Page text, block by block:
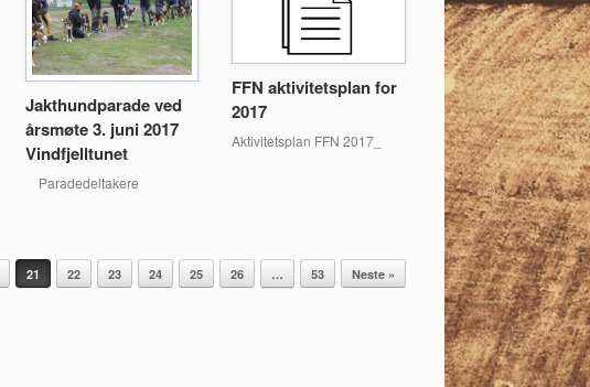
Jakthundparade ved
årsmøte 3. juni 2017
Vindfjelltunet
Paradedeltakere
FFN aktivitetsplan for
2017
Aktivitetsplan FFN 2017_
21 22 23 24 25 26 … 53 Neste »